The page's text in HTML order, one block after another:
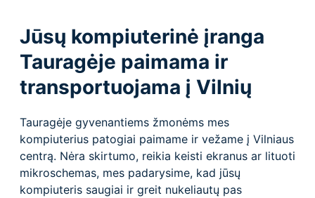
Jūsų kompiuterinė įranga
Tauragėje paimama ir
transportuojama į Vilnių
Tauragėje gyvenantiems žmonėms mes
kompiuterius patogiai paimame ir vežame į Vilniaus
centrą. Nėra skirtumo, reikia keisti ekranus ar lituoti
mikroschemas, mes padarysime, kad jūsų
kompiuteris saugiai ir greit nukeliautų pas